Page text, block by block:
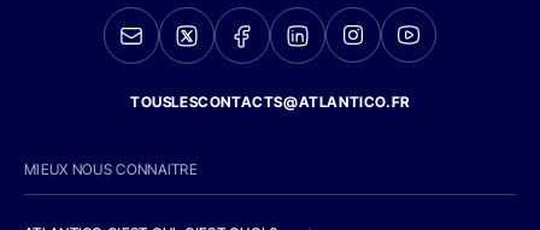
TOUSLESCONTACTS@ATLANTICO.FR
MIEUX NOUS CONNAITRE